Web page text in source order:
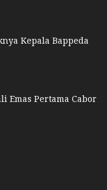
Kepala Bappeda
Emas Pertama Cabor